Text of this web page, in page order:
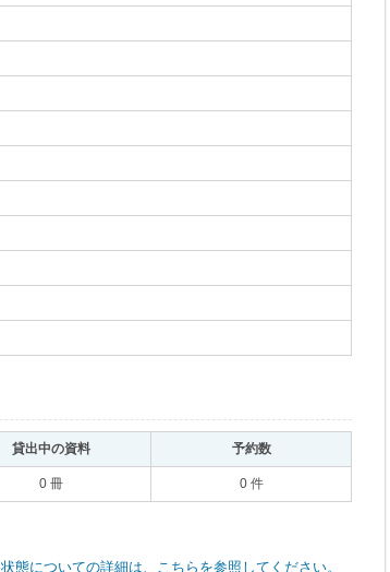
貸出中の資料｡ 予約数｡
0 冊 0 件
状態についての詳細は、こちらを参照してください。